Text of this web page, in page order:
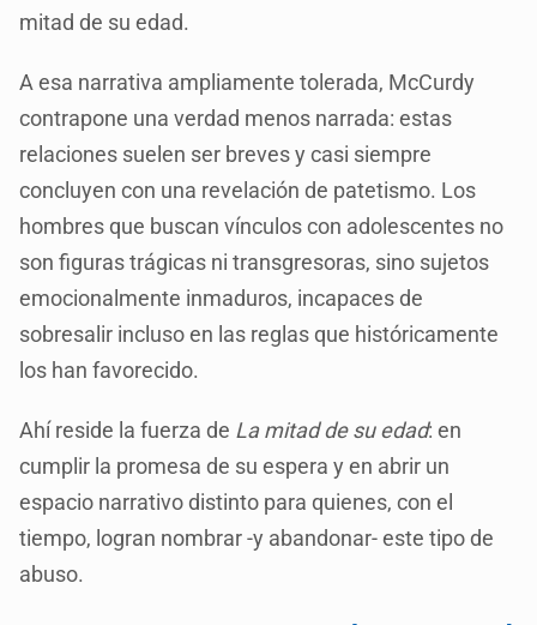
mitad de su edad.
A esa narrativa ampliamente tolerada, McCurdy
contrapone una verdad menos narrada: estas
relaciones suelen ser breves y casi siempre
concluyen con una revelación de patetismo. Los
hombres que buscan vínculos con adolescentes no
son figuras trágicas ni transgresoras, sino sujetos
emocionalmente inmaduros, incapaces de
sobresalir incluso en las reglas que históricamente
los han favorecido.
Ahí reside la fuerza de La mitad de su edad: en
cumplir la promesa de su espera y en abrir un
espacio narrativo distinto para quienes, con el
tiempo, logran nombrar -y abandonar- este tipo de
abuso.